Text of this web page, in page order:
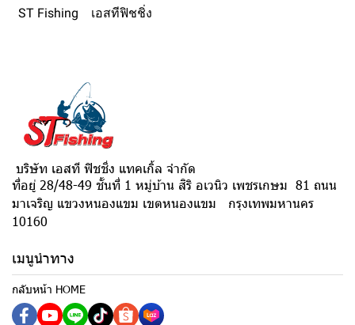
ST Fishing
เอสทีฟิชชิ่ง
บริษัท เอสที ฟิชชิ่ง แทคเกิ้ล จำกัด
ที่อยู่ 28/48-49 ชั้นที่ 1 หมู่บ้าน สิริ อเวนิว เพชรเกษม 81 ถนน
มาเจริญ แขวงหนองแขม เขตหนองแขม กรุงเทพมหานคร
10160
เมนูนำทาง
กลับหน้า HOME